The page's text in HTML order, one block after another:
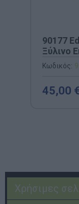
90177
Ξύλινο
Κωδικός:
45,00
Χρήσιμες